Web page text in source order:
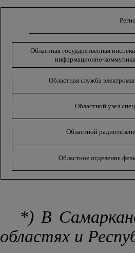
Областная государственная
информационно-
Областная служба
Областной узел
Областной
Областное отделение
*) В
областях и